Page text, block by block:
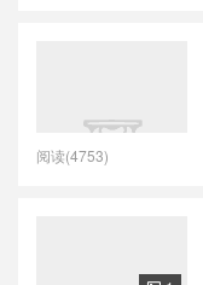
阅读(4753)